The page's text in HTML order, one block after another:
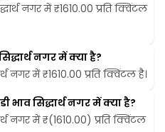
नगर में ₹1610.00 प्रति क्विंटल
नगर में क्या है?
नगर में ₹1610.00 प्रति क्विंटल है।
सिद्धार्थ नगर में क्या है?
नगर में ₹(1610.00) प्रति क्विंटल